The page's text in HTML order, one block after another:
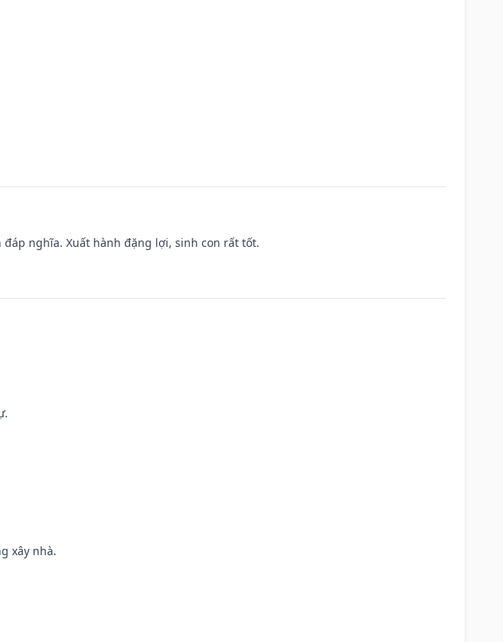
nghĩa. Xuất hành đặng lợi, sinh con rất tốt.
xây nhà.